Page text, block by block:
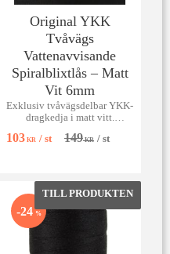
Original YKK
Tvåvägs
Vattenavvisande
Spiralblixtlås – Matt
Vit 6mm
Exklusiv tvåvägsdelbar YKK-
dragkedja i matt vitt.
för jackor & kappor.
103 KR / st 149KR / st
i favoriter
24 % Lägg till